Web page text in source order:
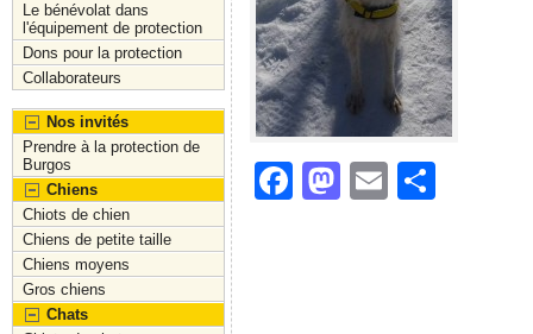
Le bénévolat dans
l'équipement de protection
Dons pour la protection
Collaborateurs
Nos invités
Prendre à la protection de
Burgos
Chiens
Chiots de chien
Chiens de petite taille
Chiens moyens
Gros chiens
Chats
F
M
E